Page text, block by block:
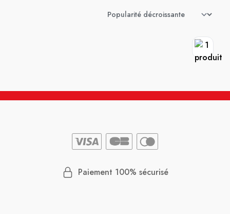
Paiement 100% sécurisé